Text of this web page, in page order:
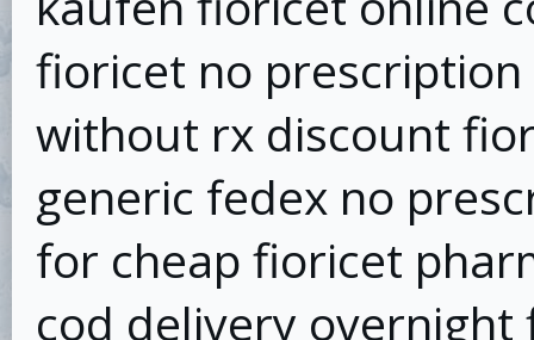
fioricet no
without rx discount
generic fedex no
for cheap fioricet
cod delivery